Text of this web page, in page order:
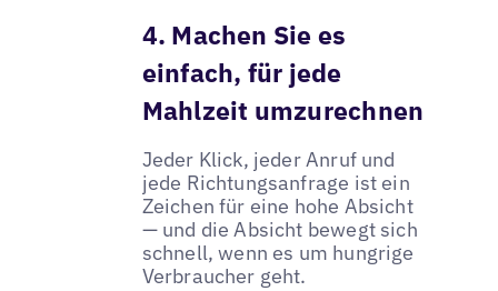
4. Machen Sie es
einfach, für jede
Mahlzeit umzurechnen
Jeder Klick, jeder Anruf und
jede Richtungsanfrage ist ein
Zeichen für eine hohe Absicht
— und die Absicht bewegt sich
schnell, wenn es um hungrige
Verbraucher geht.